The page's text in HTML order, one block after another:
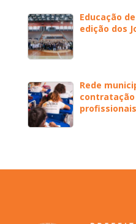
Educação
edição dos
Rede